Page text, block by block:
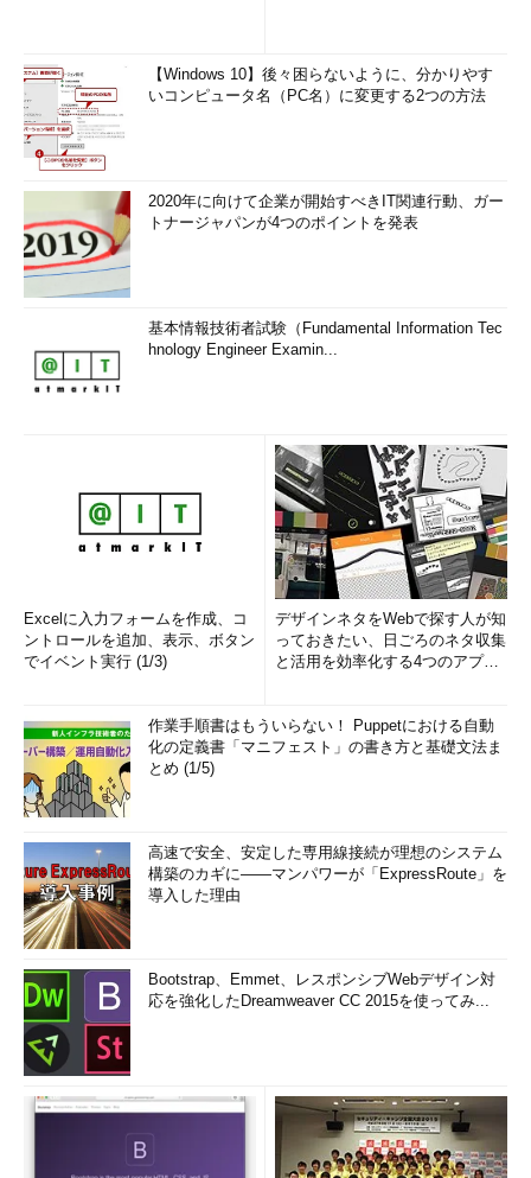
Windows 7
■VDIに接続するクライアント（RDC 6.1以降が必須）
Windows XP Service Pack 2（+RDC 6.1モジュール）／
Service Pack 3
Windows Vista Service Pack 1
Windows 7
そのほかRDC 6.1以降に対応するOS（Windows Embedded
Standard 2009、Windows Embedded Standard 7など）
さて、第1回の記事では、デスクトップの仮想化の整理からス
想化に触れ、そして今回の記事の主題でもあるVDIの基本的な考
え方と動作原理、Windows Server 2008 R2におけるVDIの機能
について説明した。
まずは、「マイクロソフト・テクノロジだけでここまででき
る」ということをご理解いただけたら幸いである。第2回以降の
記事では、VDIの構築手順を解説していく。
次の回へ »
門」
【Windows 10】後々困らないように、分かりやす
いコンピュータ名（PC名）に変更する2つの方法
2020年に向けて企業が開始すべきIT関連行動、ガー
トナージャパンが4つのポイントを発表
基本情報技術者試験（Fundamental Information Tec
hnology Engineer Examin...
Excelに入力フォームを作成、コ
ントロールを追加、表示、ボタン
でイベント実行 (1/3)
デザインネタをWebで探す人が知
っておきたい、日ごろのネタ収集
と活用を効率化する4つのアプリ
作業手順書はもういらない！ Puppetにおける自動
化の定義書「マニフェスト」の書き方と基礎文法ま
とめ (1/5)
高速で安全、安定した専用線接続が理想のシステム
構築のカギに――マンパワーが「ExpressRoute」を
導入した理由
Bootstrap、Emmet、レスポンシブWebデザイン対
応を強化したDreamweaver CC 2015を使ってみ...